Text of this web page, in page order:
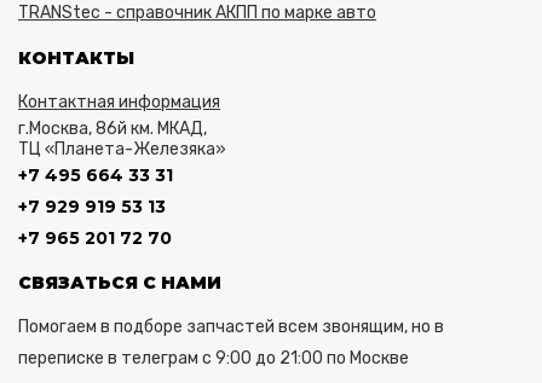
TRANStec - справочник АКПП по марке авто
КОНТАКТЫ
Контактная информация
г.Москва, 86й км. МКАД,
ТЦ «Планета-Железяка»
+7 495 664 33 31
+7 929 919 53 13
+7 965 201 72 70
СВЯЗАТЬСЯ С НАМИ
Помогаем в подборе запчастей всем звонящим, но в
переписке в телеграм с 9:00 до 21:00 по Москве